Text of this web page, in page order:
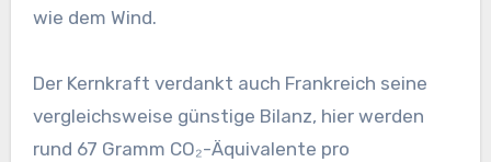
wie dem Wind.
Der Kernkraft verdankt auch Frankreich seine
vergleichsweise günstige Bilanz, hier werden
rund 67 Gramm CO₂-Äquivalente pro